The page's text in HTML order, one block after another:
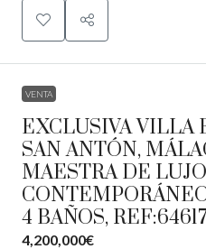
VENTA
EXCLUSIVA VILLA
SAN ANTÓN,
MAESTRA DE
4 BAÑOS, REF:64617
4,200,000€